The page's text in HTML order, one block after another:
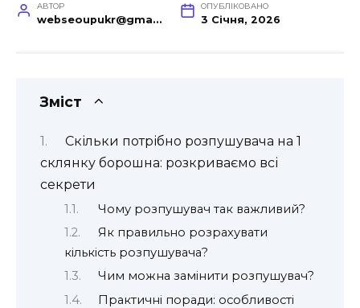
АВТОР
webseoupukr@gmail.com
ОПУБЛІКОВАНО
3 Січня, 2026
Зміст
Скільки потрібно розпушувача на 1
склянку борошна: розкриваємо всі
секрети
Чому розпушувач так важливий?
Як правильно розрахувати
кількість розпушувача?
Чим можна замінити розпушувач?
Практичні поради: особливості